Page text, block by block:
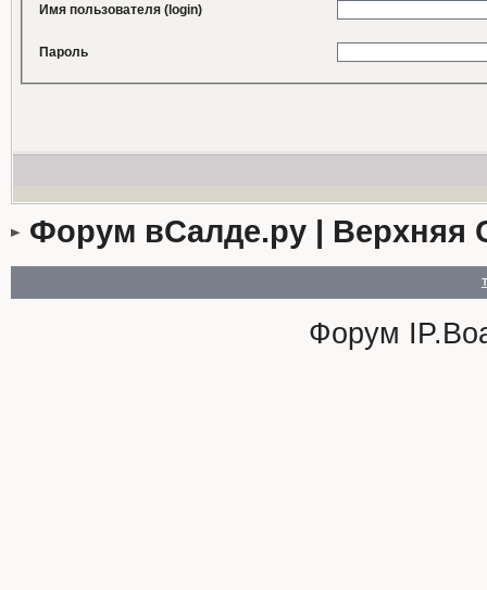
Имя пользователя (login)
Пароль
Форум вСалде.ру | Верхняя
Форум